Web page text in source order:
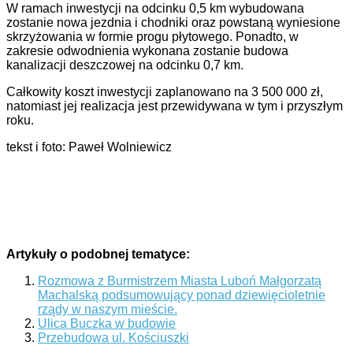
W ramach inwestycji na odcinku 0,5 km wybudowana
zostanie nowa jezdnia i chodniki oraz powstaną wyniesione
skrzyżowania w formie progu płytowego. Ponadto, w
zakresie odwodnienia wykonana zostanie budowa
kanalizacji deszczowej na odcinku 0,7 km.
Całkowity koszt inwestycji zaplanowano na 3 500 000 zł,
natomiast jej realizacja jest przewidywana w tym i przyszłym
roku.
tekst i foto: Paweł Wolniewicz
Artykuły o podobnej tematyce:
Rozmowa z Burmistrzem Miasta Luboń Małgorzatą
Machalską podsumowujący ponad dziewięcioletnie
rządy w naszym mieście.
Ulica Buczka w budowie
Przebudowa ul. Kościuszki